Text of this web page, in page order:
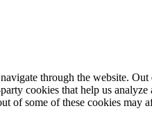
through the website.
cookies that help us
of some of these cookies may